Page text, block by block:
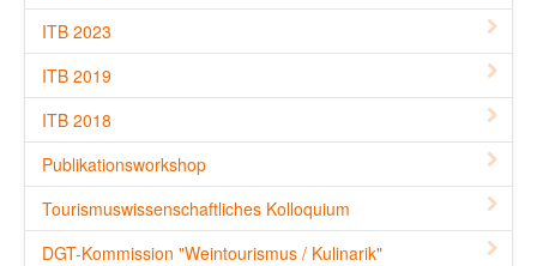
ITB 2023
ITB 2019
ITB 2018
Publikationsworkshop
Tourismuswissenschaftliches Kolloquium
DGT-Kommission "Weintourismus / Kulinarik"